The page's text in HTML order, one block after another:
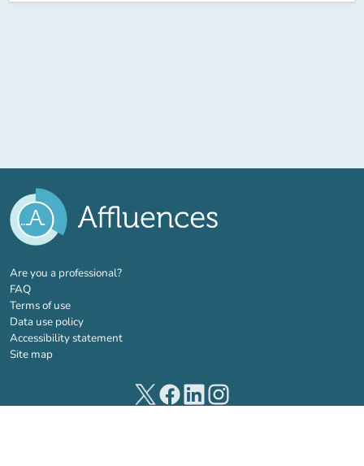
Are you a professional?(new tab)
FAQ
Terms of use
Data use policy
Accessibility statement
Site map
(new tab)(new tab)(new tab)